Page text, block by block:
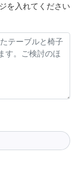
を入れてください